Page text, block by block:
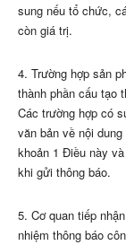
sung nếu tổ chức,
còn giá trị.
4. Trường hợp sản
thành phần cấu tạo
Các trường hợp có
văn bản về nội
khoản 1 Điều này
khi gửi thông báo.
5. Cơ quan tiếp
nhiệm thông báo